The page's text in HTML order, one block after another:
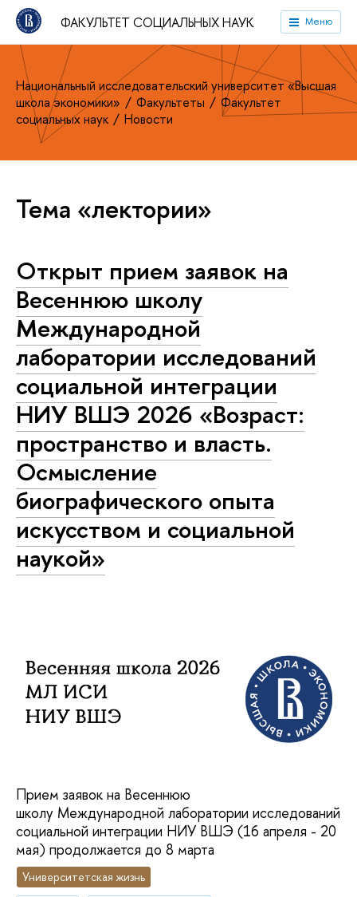
ФАКУЛЬТЕТ СОЦИАЛЬНЫХ НАУК Меню
Национальный исследовательский университет «Высшая
школа экономики»
Факультеты
Факультет
социальных наук
Новости
Тема «лектории»
Открыт прием заявок на
Весеннюю школу
Международной
лаборатории исследований
социальной интеграции
НИУ ВШЭ 2026 «Возраст:
пространство и власть.
Осмысление
биографического опыта
искусством и социальной
наукой»
Прием заявок на Весеннюю
школу Международной лаборатории исследований
социальной интеграции НИУ ВШЭ (16 апреля - 20
мая) продолжается до 8 марта
Университетская жизнь